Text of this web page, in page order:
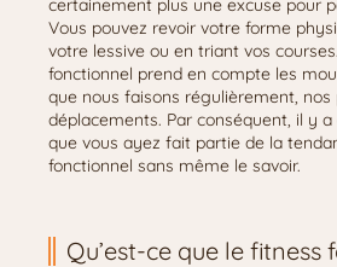
certainement plus une excuse pour
Vous pouvez revoir votre forme
votre lessive ou en triant vos
fonctionnel prend en compte les
que nous faisons régulièrement, nos
déplacements. Par conséquent, il y
que vous ayez fait partie de la
fonctionnel sans même le savoir.
Qu’est-ce que le fitness